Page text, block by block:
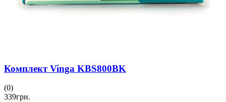
Комплект Vinga KBS800BK
(0)
339грн.